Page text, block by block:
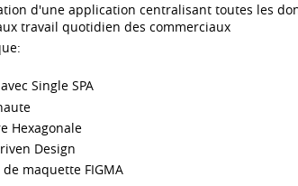
d'une application centralisant toutes les
travail quotidien des commerciaux
Single SPA
Hexagonale
Design
maquette FIGMA